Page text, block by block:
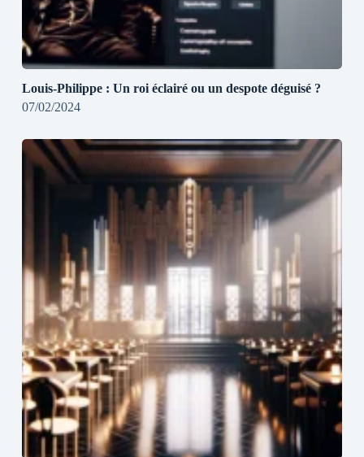
Louis-Philippe : Un roi éclairé ou un despote déguisé ?
07/02/2024